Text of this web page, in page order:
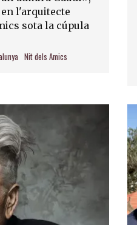
l'arquitecte
sota la cúpula
Nit dels Amics